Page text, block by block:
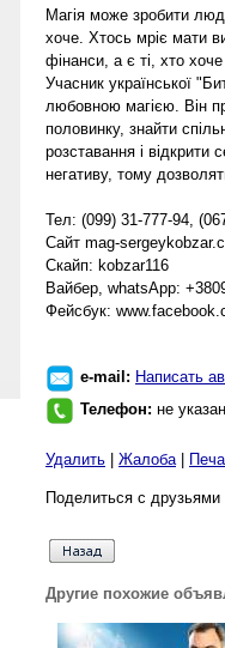
Магія може зробити
хоче. Хтось мріє мати
фінанси, а є ті, хто
Учасник української
любовною магією. Він
половинку, знайти
розставання і відкрити
негативу, тому
Тел: (099) 31-777-94,
Сайт mag-
Скайп: kobzar116
Вайбер, whatsApp:
Фейсбук:
e-mail: Написать
Телефон: не указан
Удалить Жалоба|
Поделиться с
Другие похожие